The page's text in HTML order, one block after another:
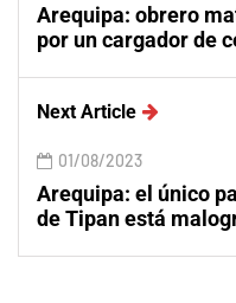
Arequipa: obrero
por un cargador de
Next Article
01/08/2023
Arequipa: el único
de Tipan está